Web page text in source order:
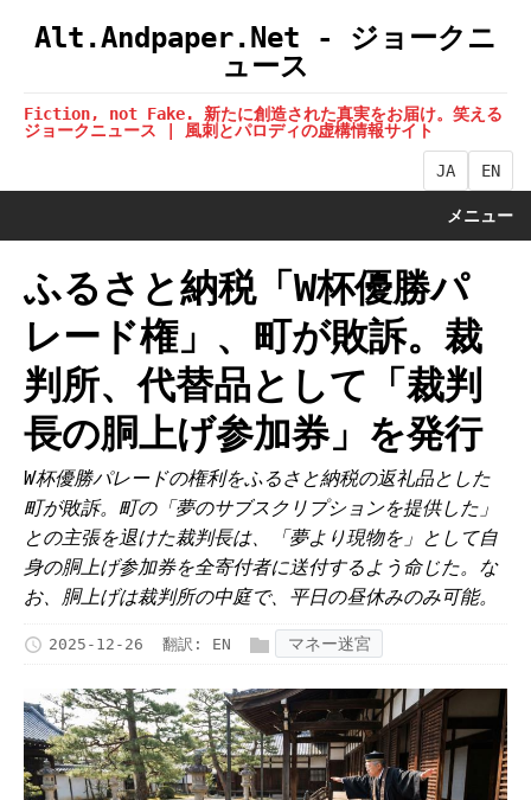
Alt.Andpaper.Net - ジョークニ
ュース
Fiction, not Fake. 新たに創造された真実をお届け。笑える
ジョークニュース | 風刺とパロディの虚構情報サイト
JA EN
メニュー
ふるさと納税「W杯優勝パ
レード権」、町が敗訴。裁
判所、代替品として「裁判
長の胴上げ参加券」を発行
W杯優勝パレードの権利をふるさと納税の返礼品とした
町が敗訴。町の「夢のサブスクリプションを提供した」
との主張を退けた裁判長は、「夢より現物を」として自
身の胴上げ参加券を全寄付者に送付するよう命じた。な
お、胴上げは裁判所の中庭で、平日の昼休みのみ可能。
2025-12-26 翻訳: EN マネー迷宮